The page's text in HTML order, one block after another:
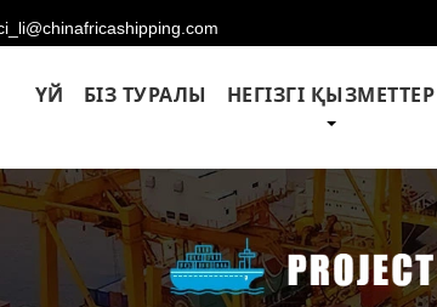
ҮЙ БІЗ ТУРАЛЫ НЕГІЗГІ ҚЫЗМЕТТЕР